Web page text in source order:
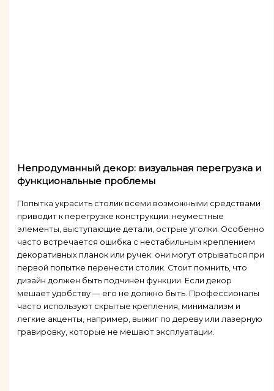
Непродуманный декор: визуальная перегрузка и
функциональные проблемы
Попытка украсить столик всеми возможными средствами
приводит к перегрузке конструкции: неуместные
элементы, выступающие детали, острые уголки. Особенно
часто встречается ошибка с нестабильным креплением
декоративных планок или ручек: они могут отрываться при
первой попытке перенести столик. Стоит помнить, что
дизайн должен быть подчинён функции. Если декор
мешает удобству — его не должно быть. Профессионалы
часто используют скрытые крепления, минимализм и
легкие акценты, например, выжиг по дереву или лазерную
гравировку, которые не мешают эксплуатации.